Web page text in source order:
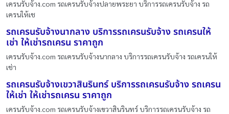
เครนรับจ้าง.com รถเครนรับจ้างปลายพระยา บริการรถเครนรับจ้าง รถ
เครนให้เช
รถเครนรับจ้างนากลาง บริการรถเครนรับจ้าง รถเครนให้
เช่า ให้เช่ารถเครน ราคาถูก
เครนรับจ้าง.com รถเครนรับจ้างนากลาง บริการรถเครนรับจ้าง รถเครนให้
เช่า
รถเครนรับจ้างเขวาสินรินทร์ บริการรถเครนรับจ้าง รถเครน
ให้เช่า ให้เช่ารถเครน ราคาถูก
เครนรับจ้าง.com รถเครนรับจ้างเขวาสินรินทร์ บริการรถเครนรับจ้าง รถ